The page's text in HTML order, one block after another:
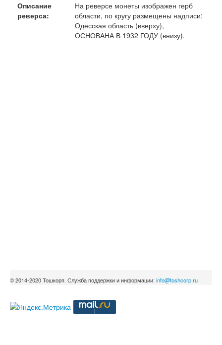
Описание
реверса:
На реверсе монеты изображен герб
области, по кругу размещены надписи:
Одесская область (вверху),
ОСНОВАНА В 1932 ГОДУ (внизу).
© 2014-2020 Тошкорп. Служба поддержки и информации:info@toshcorp.ru